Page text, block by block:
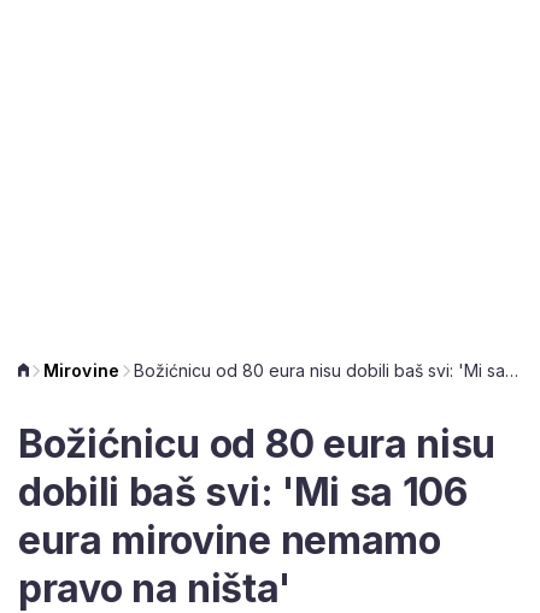
Mirovine Božićnicu od 80 eura nisu dobili baš svi: 'Mi sa 106 eura mirovine nemamo pravo na ništa'
Božićnicu od 80 eura nisu
dobili baš svi: 'Mi sa 106
eura mirovine nemamo
pravo na ništa'